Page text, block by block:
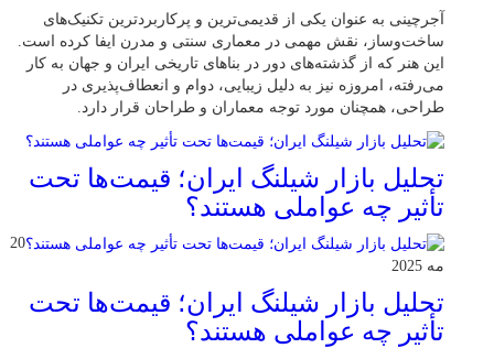
آجرچینی به عنوان یکی از قدیمی‌ترین و پرکاربردترین تکنیک‌های
ساخت‌وساز، نقش مهمی در معماری سنتی و مدرن ایفا کرده است.
این هنر که از گذشته‌های دور در بناهای تاریخی ایران و جهان به کار
می‌رفته، امروزه نیز به دلیل زیبایی، دوام و انعطاف‌پذیری در
طراحی، همچنان مورد توجه معماران و طراحان قرار دارد.
تحلیل بازار شیلنگ ایران؛ قیمت‌ها تحت
تأثیر چه عواملی هستند؟
20
مه 2025
تحلیل بازار شیلنگ ایران؛ قیمت‌ها تحت
تأثیر چه عواملی هستند؟